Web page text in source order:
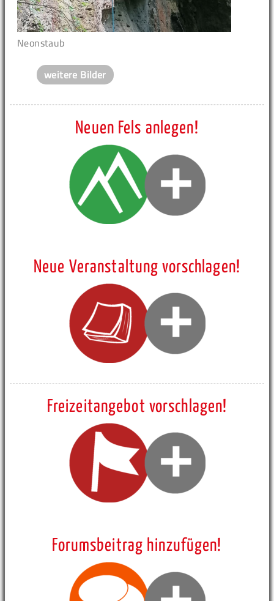
Neonstaub
weitere Bilder
Neuen Fels anlegen!
Neue Veranstaltung vorschlagen!
Freizeitangebot vorschlagen!
Forumsbeitrag hinzufügen!